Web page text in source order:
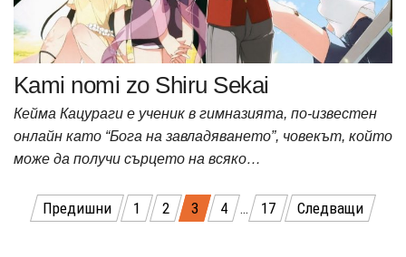
Kami nomi zo Shiru Sekai
Кейма Кацураги е ученик в гимназията, по-известен
онлайн като “Бога на завладяването”, човекът, който
може да получи сърцето на всяко…
Разделяне
Предишни 1 2 3 4 … 17 Следващи